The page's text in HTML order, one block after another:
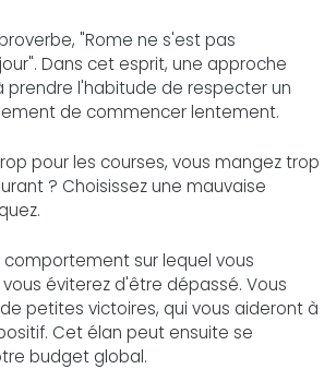
"Rome ne s'est pas
Dans cet esprit, une approche
prendre l'habitude de respecter un
de commencer lentement.
pour les courses, vous mangez trop
? Choisissez une mauvaise
comportement sur lequel vous
éviterez d'être dépassé. Vous
petites victoires, qui vous aideront à
Cet élan peut ensuite se
budget global.